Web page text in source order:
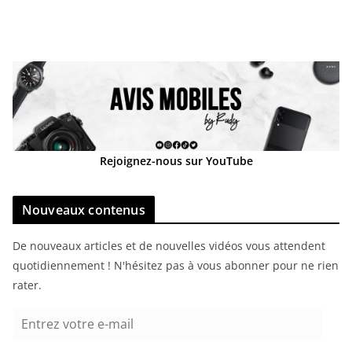
Rejoignez-nous sur YouTube
Nouveaux contenus
De nouveaux articles et de nouvelles vidéos vous attendent
quotidiennement ! N'hésitez pas à vous abonner pour ne rien
rater.